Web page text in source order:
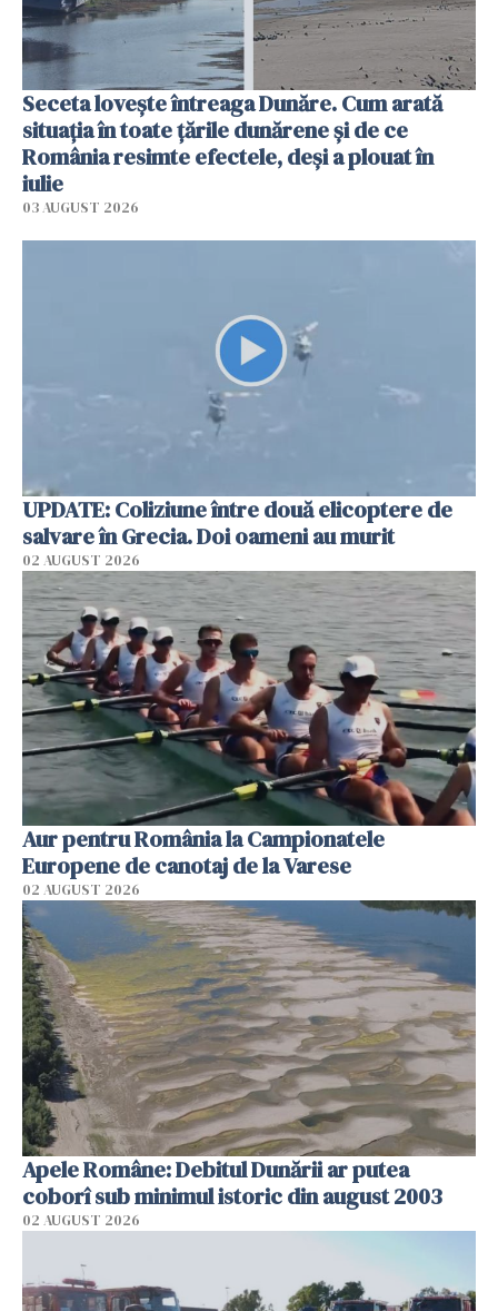
Seceta lovește întreaga Dunăre. Cum arată
situația în toate țările dunărene și de ce
România resimte efectele, deși a plouat în
iulie
03 AUGUST 2026
UPDATE: Coliziune între două elicoptere de
salvare în Grecia. Doi oameni au murit
02 AUGUST 2026
Aur pentru România la Campionatele
Europene de canotaj de la Varese
02 AUGUST 2026
Apele Române: Debitul Dunării ar putea
coborî sub minimul istoric din august 2003
02 AUGUST 2026